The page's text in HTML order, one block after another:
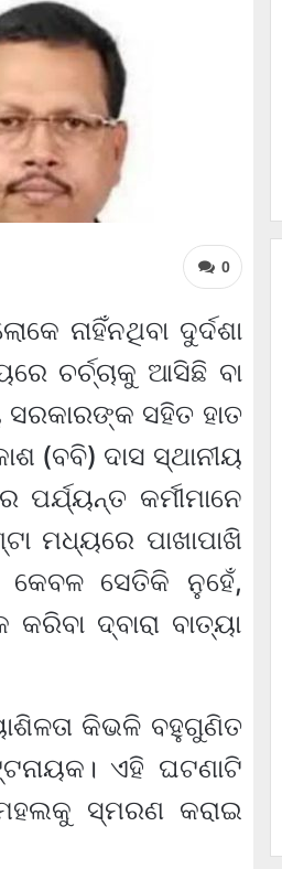
0
ନାହିଁନଥିବା ଦୁର୍ଦଶା
ଚର୍ଚ୍ଚାକୁ ଆସିଛି ବା
ସରକାରଙ୍କ ସହିତ ହାତ
(ବବି) ଦାସ ସ୍ଥାନୀୟ
କର୍ମୀମାନେ
ମଧ୍ୟରେ ପାଖାପାଖି
କେବଳ ସେତିକି ନୁହେଁ,
ଦ୍ବାରା ବାତ୍ୟା
କିଭଳି ବହୁଗୁଣିତ
ଏହି ଘଟଣାଟି
ମହଲକୁ ସ୍ମରଣ କରାଇ